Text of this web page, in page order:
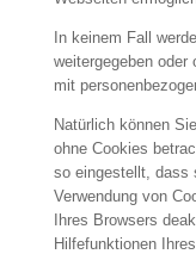
In keinem Fall
weitergegeben oder
mit
Natürlich können
ohne Cookies
so eingestellt, dass
Verwendung von
Ihres Browsers
Hilfefunktionen